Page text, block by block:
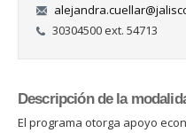
30304500 ext. 54713
Descripción de la
El programa otorga apoyo